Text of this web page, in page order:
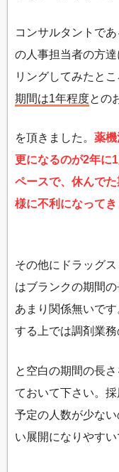
コンサルタントで
の人事担当者の方
リングしてみたとこ
期間は1年程度との
を頂きました。 薬
更になるのが2年に
ペースで、休んで
様に不利になって
その他にドラッグ
はブランクの期間
あまり関係無いで
する上では調剤業
と空白の期間の長
ておいて下さい。採
予定の人数が少な
い展開になりやすい